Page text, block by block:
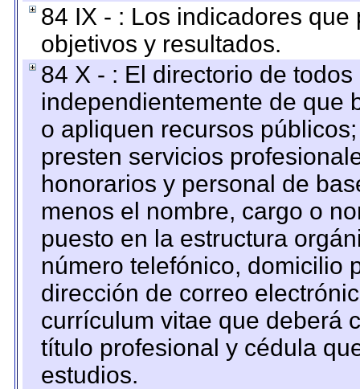
84 IX - : Los indicadores
objetivos y resultados.
84 X - : El directorio de
independientemente de que
o apliquen recursos
presten servicios
honorarios y personal de
menos el nombre, cargo o
puesto en la estructura
número telefónico, domicilio
dirección de correo
currículum vitae que deberá
título profesional y cédula
estudios.